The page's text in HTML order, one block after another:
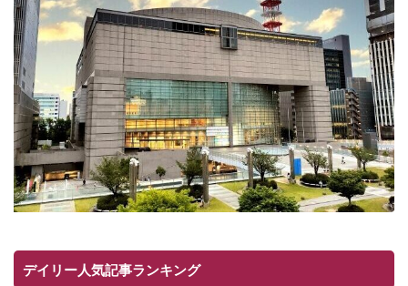
デイリー人気記事ランキング